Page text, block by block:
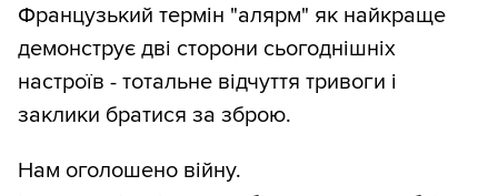
Французький термін "алярм" як найкраще
демонструє дві сторони сьогоднішніх
настроїв - тотальне відчуття тривоги і
заклики братися за зброю.
Нам оголошено війну.